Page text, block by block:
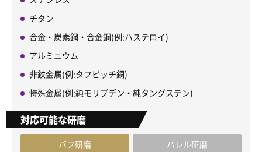
チタン
合金・炭素鋼・合金鋼(例:ハステロイ)
アルミニウム
非鉄金属(例:タフピッチ銅)
特殊金属(例:純モリブデン・純タングステン)
対応可能な研磨
バフ研磨
バレル研磨